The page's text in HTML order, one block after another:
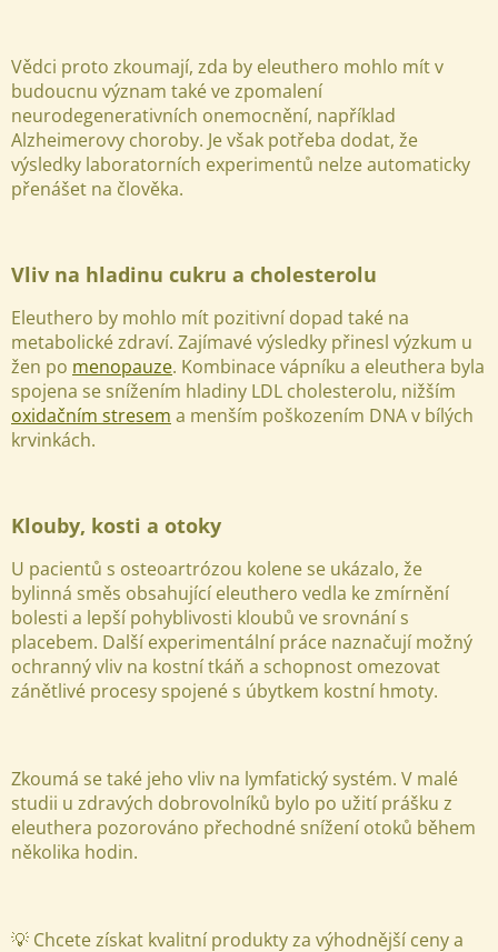
Vědci proto zkoumají, zda by eleuthero mohlo mít v
budoucnu význam také ve zpomalení
neurodegenerativních onemocnění, například
Alzheimerovy choroby. Je však potřeba dodat, že
výsledky laboratorních experimentů nelze automaticky
přenášet na člověka.
Vliv na hladinu cukru a cholesterolu
Eleuthero by mohlo mít pozitivní dopad také na
metabolické zdraví. Zajímavé výsledky přinesl výzkum u
žen po menopauze. Kombinace vápníku a eleuthera byla
spojena se snížením hladiny LDL cholesterolu, nižším
oxidačním stresem a menším poškozením DNA v bílých
krvinkách.
Klouby, kosti a otoky
U pacientů s osteoartrózou kolene se ukázalo, že
bylinná směs obsahující eleuthero vedla ke zmírnění
bolesti a lepší pohyblivosti kloubů ve srovnání s
placebem. Další experimentální práce naznačují možný
ochranný vliv na kostní tkáň a schopnost omezovat
zánětlivé procesy spojené s úbytkem kostní hmoty.
Zkoumá se také jeho vliv na lymfatický systém. V malé
studii u zdravých dobrovolníků bylo po užití prášku z
eleuthera pozorováno přechodné snížení otoků během
několika hodin.
💡 Chcete získat kvalitní produkty za výhodnější ceny a